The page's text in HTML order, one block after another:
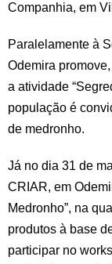
Companhia, em
Paralelamente à
Odemira
a atividade
população é
de medronho.
Já no dia 31 de
CRIAR, em
Medronho”, na
produtos à base
participar no